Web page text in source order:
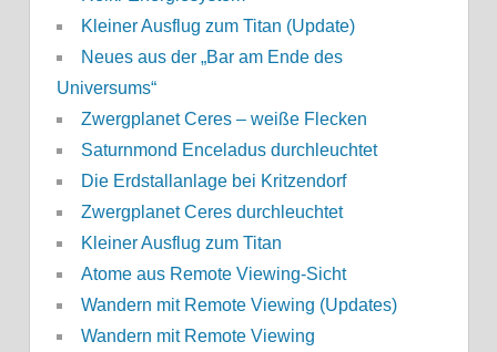
Kleiner Ausflug zum Titan (Update)
Neues aus der „Bar am Ende des
Universums“
Zwergplanet Ceres – weiße Flecken
Saturnmond Enceladus durchleuchtet
Die Erdstallanlage bei Kritzendorf
Zwergplanet Ceres durchleuchtet
Kleiner Ausflug zum Titan
Atome aus Remote Viewing-Sicht
Wandern mit Remote Viewing (Updates)
Wandern mit Remote Viewing